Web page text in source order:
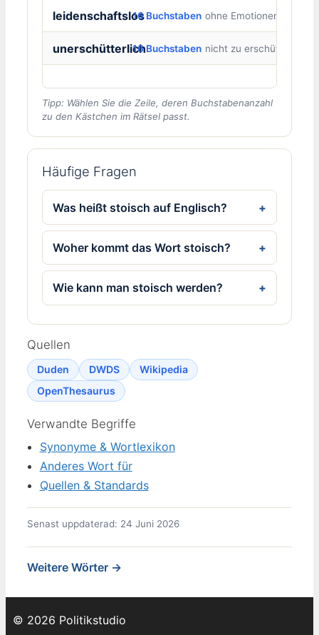
leidenschaftslos16 Buchstaben ohne Emotionen
unerschütterlich16 Buchstaben nicht zu erschüttern
Tipp: Wählen Sie die Zeile, deren Buchstabenanzahl
zu den Kästchen im Rätsel passt.
Häufige Fragen
Was heißt stoisch auf Englisch?
Woher kommt das Wort stoisch?
Wie kann man stoisch werden?
Quellen
Duden DWDS
Wikipedia
OpenThesaurus
Verwandte Begriffe
Synonyme & Wortlexikon
Anderes Wort für
Quellen & Standards
Senast uppdaterad: 24 Juni 2026
Weitere Wörter →
© 2026 Politikstudio